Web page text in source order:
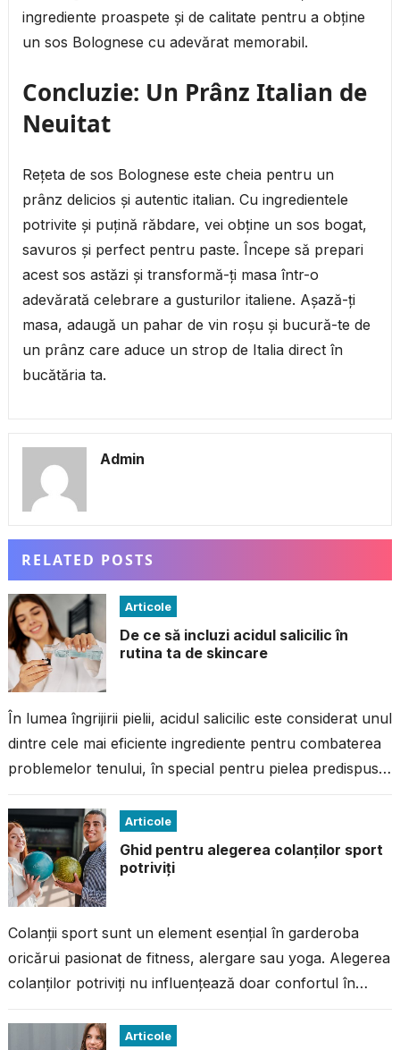
ingrediente proaspete și de calitate pentru a obține
un sos Bolognese cu adevărat memorabil.
Concluzie: Un Prânz Italian de
Neuitat
Rețeta de sos Bolognese este cheia pentru un
prânz delicios și autentic italian. Cu ingredientele
potrivite și puțină răbdare, vei obține un sos bogat,
savuros și perfect pentru paste. Începe să prepari
acest sos astăzi și transformă-ți masa într-o
adevărată celebrare a gusturilor italiene. Așază-ți
masa, adaugă un pahar de vin roșu și bucură-te de
un prânz care aduce un strop de Italia direct în
bucătăria ta.
Admin
RELATED POSTS
Articole
De ce să incluzi acidul salicilic în
rutina ta de skincare
În lumea îngrijirii pielii, acidul salicilic este considerat unul
dintre cele mai eficiente ingrediente pentru combaterea
problemelor tenului, în special pentru pielea predispusă
Articole
Ghid pentru alegerea colanților sport
potriviți
Colanții sport sunt un element esențial în garderoba
oricărui pasionat de fitness, alergare sau yoga. Alegerea
colanților potriviți nu influențează doar confortul în
Articole